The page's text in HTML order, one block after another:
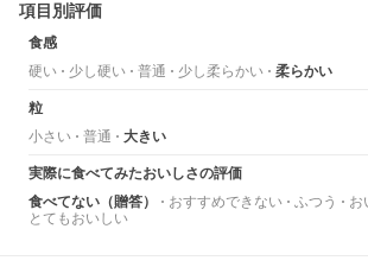
項目別評価
食感
硬い
少し硬い 普通 少し柔らかい 柔らかい
粒
小さい
普通 大きい
実際に食べてみたおいしさの評価
食べてない（贈答）
おすすめできない ふつう
お
とてもおいしい